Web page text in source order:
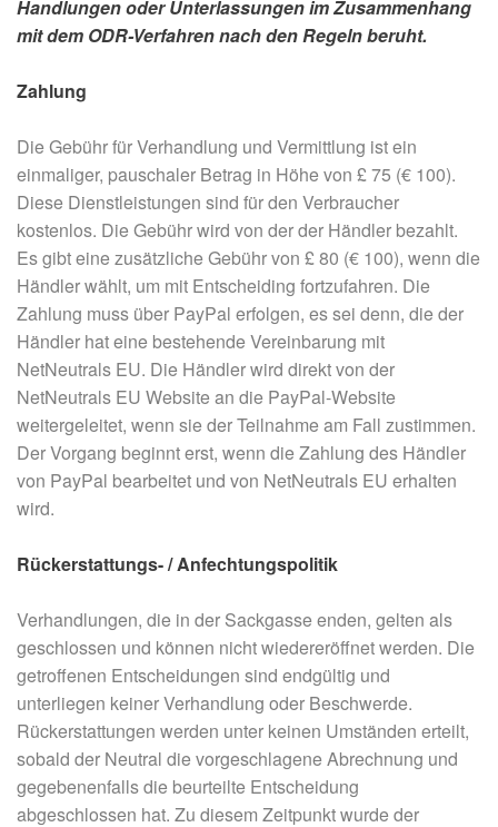
Handlungen oder Unterlassungen im Zusammenhang
mit dem ODR-Verfahren nach den Regeln beruht.
Zahlung
Die Gebühr für Verhandlung und Vermittlung ist ein
einmaliger, pauschaler Betrag in Höhe von £ 75 (€ 100).
Diese Dienstleistungen sind für den Verbraucher
kostenlos. Die Gebühr wird von der der Händler bezahlt.
Es gibt eine zusätzliche Gebühr von £ 80 (€ 100), wenn die
Händler wählt, um mit Entscheiding fortzufahren. Die
Zahlung muss über PayPal erfolgen, es sei denn, die der
Händler hat eine bestehende Vereinbarung mit
NetNeutrals EU. Die Händler wird direkt von der
NetNeutrals EU Website an die PayPal-Website
weitergeleitet, wenn sie der Teilnahme am Fall zustimmen.
Der Vorgang beginnt erst, wenn die Zahlung des Händler
von PayPal bearbeitet und von NetNeutrals EU erhalten
wird.
Rückerstattungs- / Anfechtungspolitik
Verhandlungen, die in der Sackgasse enden, gelten als
geschlossen und können nicht wiedereröffnet werden. Die
getroffenen Entscheidungen sind endgültig und
unterliegen keiner Verhandlung oder Beschwerde.
Rückerstattungen werden unter keinen Umständen erteilt,
sobald der Neutral die vorgeschlagene Abrechnung und
gegebenenfalls die beurteilte Entscheidung
abgeschlossen hat. Zu diesem Zeitpunkt wurde der